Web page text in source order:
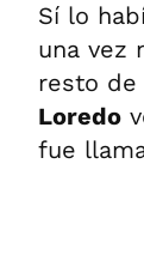
Sí lo
una vez
resto de
Loredo
fue